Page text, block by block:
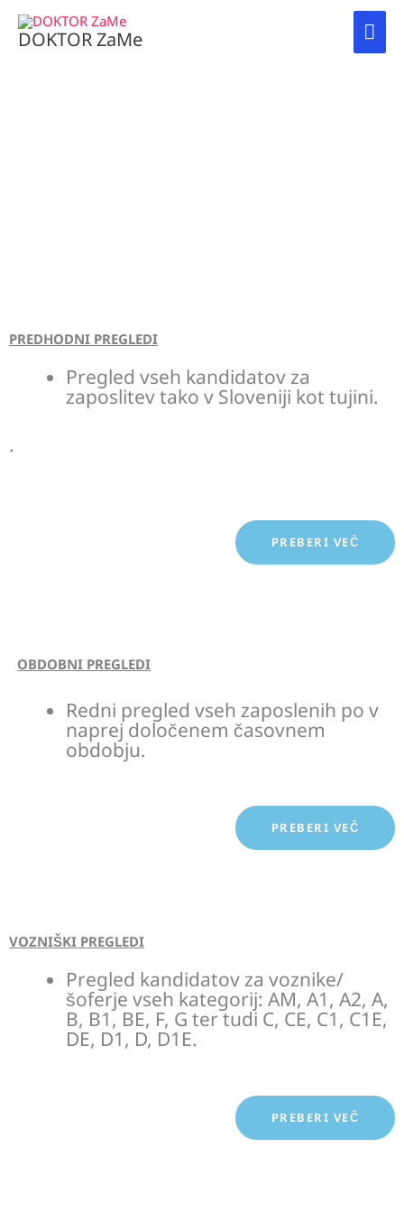
contentDOKTOR ZaMe
PREDHODNI PREGLEDI
Pregled vseh kandidatov za
zaposlitev tako v Sloveniji kot tujini.
.
PREBERI VEČ
OBDOBNI PREGLEDI
Redni pregled vseh zaposlenih po v
naprej določenem časovnem
obdobju.
PREBERI VEČ
VOZNIŠKI PREGLEDI
Pregled kandidatov za voznike/
šoferje vseh kategorij: AM, A1, A2, A,
B, B1, BE, F, G ter tudi C, CE, C1, C1E,
DE, D1, D, D1E.
PREBERI VEČ